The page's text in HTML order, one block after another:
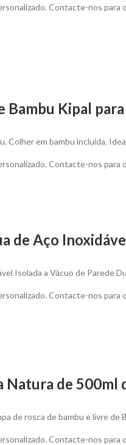
Contacte-nos
Bambu Kipal
Colher em bambu incluída.
Contacte-nos
de Aço
Isolada a Vácuo de Parede
Contacte-nos
Natura de 500ml
de rosca de bambu e livre de
Contacte-nos